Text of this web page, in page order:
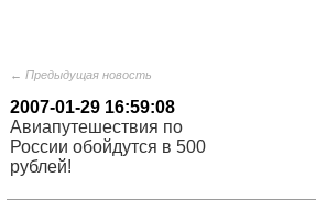
← Предыдущая новость
2007-01-29 16:59:08
Авиапутешествия по
России обойдутся в 500
рублей!